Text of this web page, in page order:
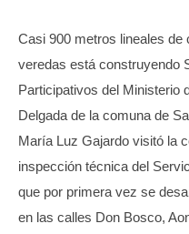
Casi 900 metros lineales
veredas está construyendo
Participativos del Ministerio
Delgada de la comuna de
María Luz Gajardo visitó la
inspección técnica del
que por primera vez se
en las calles Don Bosco,